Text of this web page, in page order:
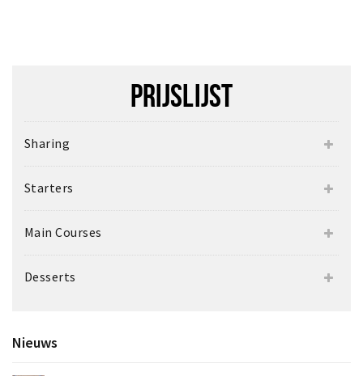
PRIJSLIJST
Sharing
Starters
Main Courses
Desserts
Nieuws